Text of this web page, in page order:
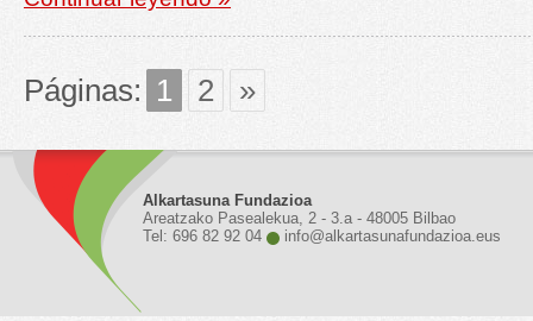
Páginas: 1 2 »
Alkartasuna Fundazioa
Areatzako Pasealekua, 2 - 3.a - 48005 Bilbao
Tel: 696 82 92 04
info@alkartasunafundazioa.eus